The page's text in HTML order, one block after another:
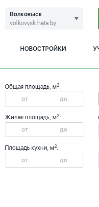
Волковыск
volkovysk.hata.by
НОВОСТРОЙКИ
Общая площадь, м2:
Жилая площадь, м2:
Площадь кухни, м2: